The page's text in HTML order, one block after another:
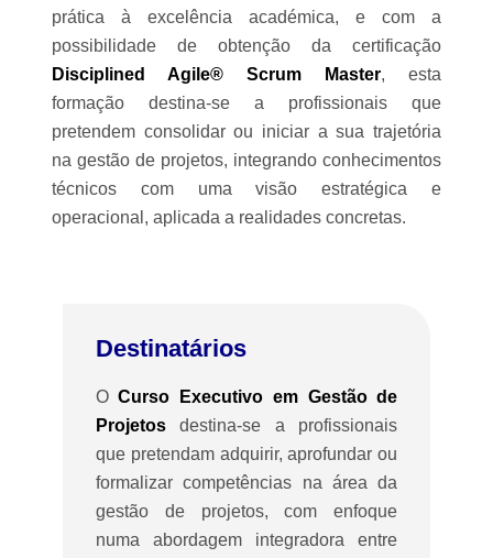
prática à excelência académica, e com a
possibilidade de obtenção da certificação
Disciplined Agile® Scrum Master, esta
formação destina-se a profissionais que
pretendem consolidar ou iniciar a sua trajetória
na gestão de projetos, integrando conhecimentos
técnicos com uma visão estratégica e
operacional, aplicada a realidades concretas.
Destinatários
OCurso Executivo em Gestão de
Projetosdestina-se a profissionais
que pretendam adquirir, aprofundar ou
formalizar competências na área da
gestão de projetos, com enfoque
numa abordagem integradora entre